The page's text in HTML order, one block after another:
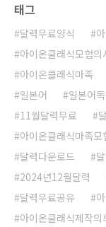
태그
달력무료양식
아이온클래식모험의
아이온클래식마족
일본어
일본어
11월달력무료
아이온클래식마족모
달력다운로드
2024년12월달력
달력무료공유
아이온클래식제작의